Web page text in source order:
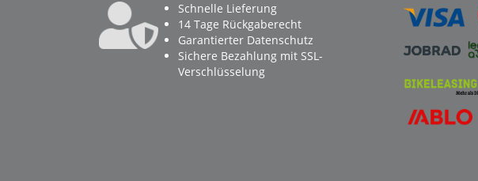
Schnelle Lieferung
14 Tage Rückgaberecht
Garantierter Datenschutz
Sichere Bezahlung mit SSL-
Verschlüsselung